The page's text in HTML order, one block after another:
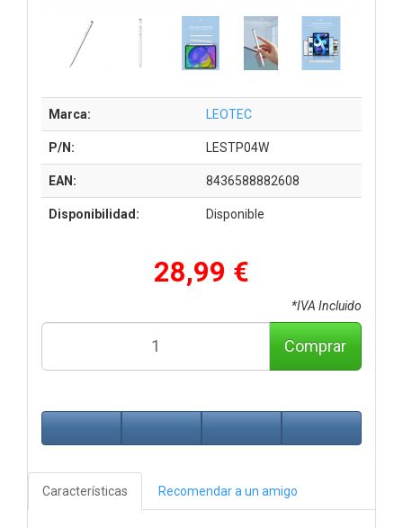
Marca: LEOTEC
P/N: LESTP04W
EAN: 8436588882608
Disponibilidad: Disponible
28,99 €
*IVA Incluido
Comprar
Características Recomendar a un amigo